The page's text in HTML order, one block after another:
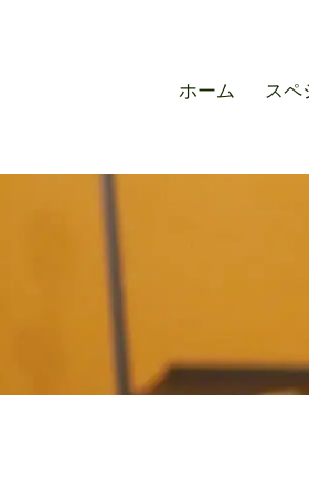
ホーム スペ